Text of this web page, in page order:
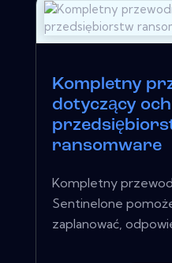
Kompletny
dotyczący
ransomware
Kompletny
Sentinelone
zaplanować,